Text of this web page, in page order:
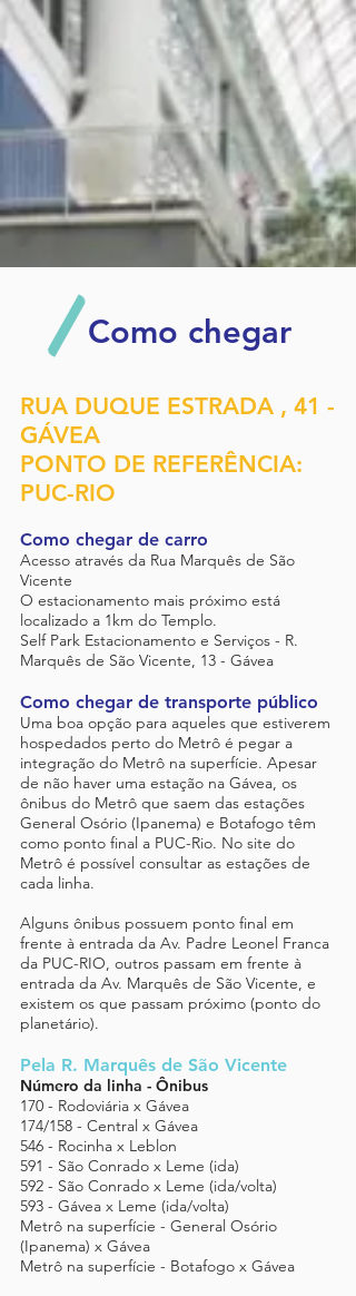
Como chegar
RUA DUQUE ESTRADA , 41 -
GÁVEA
PONTO DE REFERÊNCIA:
PUC-RIO
Como chegar de carro
Acesso através da Rua Marquês de São
Vicente
O estacionamento mais próximo está
localizado a 1km do Templo.
Self Park Estacionamento e Serviços - R.
Marquês de São Vicente, 13 - Gávea
Como chegar de transporte público
Uma boa opção para aqueles que estiverem
hospedados perto do Metrô é pegar a
integração do Metrô na superfície. Apesar
de não haver uma estação na Gávea, os
ônibus do Metrô que saem das estações
General Osório (Ipanema) e Botafogo têm
como ponto final a PUC-Rio. No site do
Metrô é possível consultar as estações de
cada linha.
Alguns ônibus possuem ponto final em
frente à entrada da Av. Padre Leonel Franca
da PUC-RIO, outros passam em frente à
entrada da Av. Marquês de São Vicente, e
existem os que passam próximo (ponto do
planetário).
Pela R. Marquês de São Vicente
Número da linha - Ônibus
170 - Rodoviária x Gávea
174/158 - Central x Gávea
546 - Rocinha x Leblon
591 - São Conrado x Leme (ida)
592 - São Conrado x Leme (ida/volta)
593 - Gávea x Leme (ida/volta)
Metrô na superfície - General Osório
(Ipanema) x Gávea
Metrô na superfície - Botafogo x Gávea